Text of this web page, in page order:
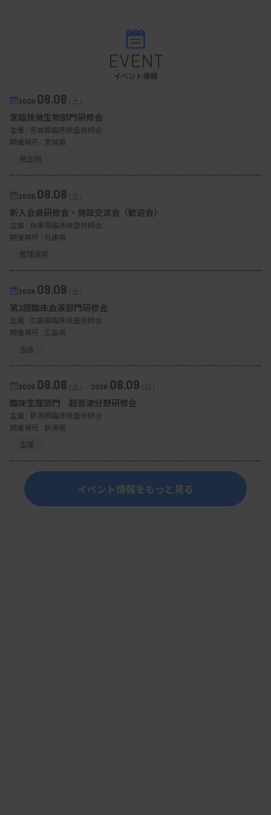
EVENT
イベント情報
2026. 08.08（土）
宮臨技微生物部門研修会
主催 : 宮城県臨床検査技師会
開催場所 : 宮城県
微生物
2026. 08.08（土）
新入会員研修会・施設交流会（歓迎会）
主催 : 兵庫県臨床検査技師会
開催場所 : 兵庫県
管理運営
2026. 08.08（土）
第2回臨床血液部門研修会
主催 : 広島県臨床検査技師会
開催場所 : 広島県
血液
2026. 08.08（土） - 2026. 08.09（日）
臨床生理部門 超音波分野研修会
主催 : 新潟県臨床検査技師会
開催場所 : 新潟県
生理
イベント情報をもっと見る